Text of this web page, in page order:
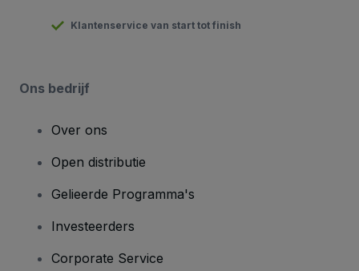
Klantenservice van start tot finish
Ons bedrijf
Over ons
Open distributie
Gelieerde Programma's
Investeerders
Corporate Service